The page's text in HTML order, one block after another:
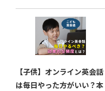
【子供】オンライン英会話
は毎日やった方がいい？本